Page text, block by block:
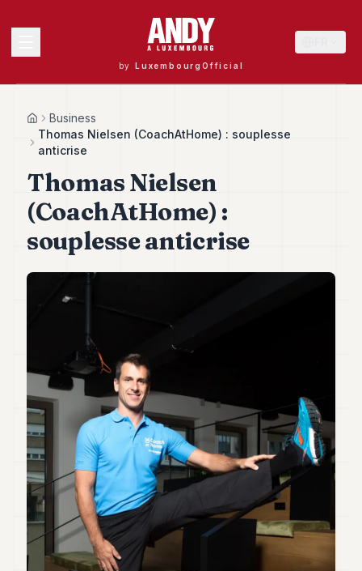
by LuxembourgOfficial
Andy
40
Andy
39
Andy
Andy
Andy
Andy
Andy
Andy
32
Andy
31
Andy
Andy
28
Andy
HomeBusiness
Thomas Nielsen (CoachAtHome) : souplesse
anticrise
Thomas Nielsen
(CoachAtHome) :
souplesse anticrise